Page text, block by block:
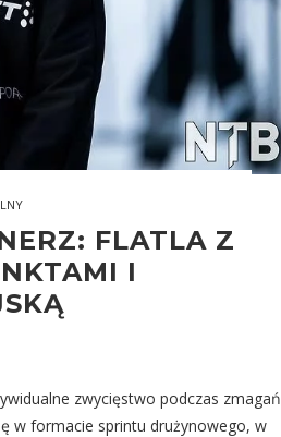
FLATLA Z
I
zwycięstwo podczas zmagań
w formacie sprintu drużynowego, w